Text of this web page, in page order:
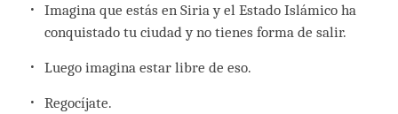
Imagina que estás en Siria y el Estado Islámico ha
conquistado tu ciudad y no tienes forma de salir.
Luego imagina estar libre de eso.
Regocíjate.